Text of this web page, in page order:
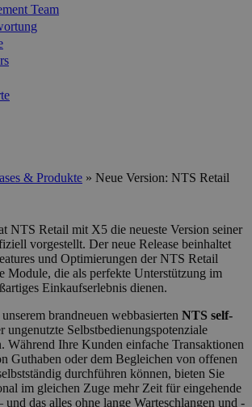
Team
& Produkte » Neue Version: NTS Retail
NTS Retail mit X5 die neueste Version seiner
vorgestellt. Der neue Release beinhaltet
und Optimierungen der NTS Retail
Module, die als perfekte Unterstützung im
Einkaufserlebnis dienen.
brandneuen webbasierten NTS self-
ungenutzte Selbstbedienungspotenziale
Während Ihre Kunden einfache Transaktionen
Guthaben oder dem Begleichen von offenen
durchführen können, bieten Sie
im gleichen Zuge mehr Zeit für eingehende
und das alles ohne lange Warteschlangen und -